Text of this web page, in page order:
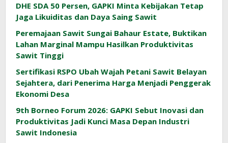
DHE SDA 50 Persen, GAPKI Minta Kebijakan Tetap
Jaga Likuiditas dan Daya Saing Sawit
Peremajaan Sawit Sungai Bahaur Estate, Buktikan
Lahan Marginal Mampu Hasilkan Produktivitas
Sawit Tinggi
Sertifikasi RSPO Ubah Wajah Petani Sawit Belayan
Sejahtera, dari Penerima Harga Menjadi Penggerak
Ekonomi Desa
9th Borneo Forum 2026: GAPKI Sebut Inovasi dan
Produktivitas Jadi Kunci Masa Depan Industri
Sawit Indonesia